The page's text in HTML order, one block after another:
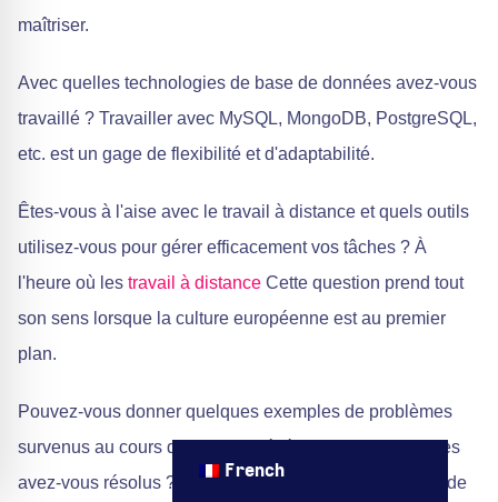
maîtriser.
Avec quelles technologies de base de données avez-vous
travaillé ? Travailler avec MySQL, MongoDB, PostgreSQL,
etc. est un gage de flexibilité et d'adaptabilité.
Êtes-vous à l'aise avec le travail à distance et quels outils
utilisez-vous pour gérer efficacement vos tâches ? À
l'heure où les travail à distance Cette question prend tout
son sens lorsque la culture européenne est au premier
plan.
Pouvez-vous donner quelques exemples de problèmes
survenus au cours de projets précédents et comment les
avez-vous résolus ? Cette question permettra de juger de
French